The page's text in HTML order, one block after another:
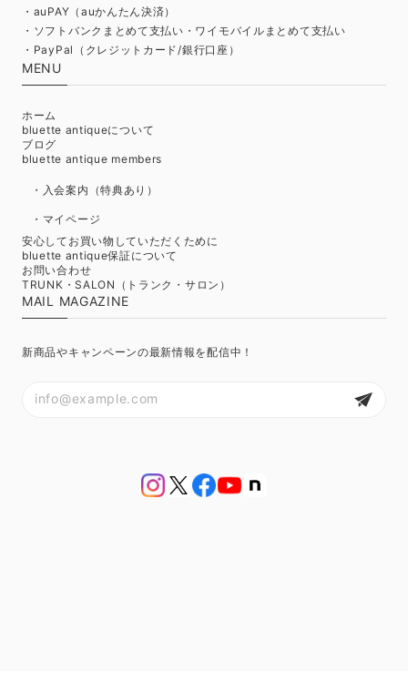
・auPAY（auかんたん決済）
・ソフトバンクまとめて支払い・ワイモバイルまとめて支払い
・PayPal（クレジットカード/銀行口座）
MENU
ホーム
bluette antiqueについて
ブログ
bluette antique members
・入会案内（特典あり）
・マイページ
安心してお買い物していただくために
bluette antique保証について
お問い合わせ
TRUNK・SALON（トランク・サロン）
MAIL MAGAZINE
新商品やキャンペーンの最新情報を配信中！